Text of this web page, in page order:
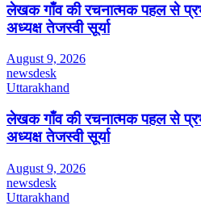
लेखक गाँव की रचनात्मक पहल से
अध्यक्ष तेजस्वी सूर्या
August 9, 2026
newsdesk
Uttarakhand
लेखक गाँव की रचनात्मक पहल से
अध्यक्ष तेजस्वी सूर्या
August 9, 2026
newsdesk
Uttarakhand